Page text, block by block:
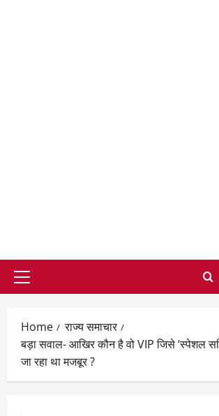
Primary
Home
राज्य समाचार
बड़ा सवाल- आखिर कौन है वो VIP जिसे ‘स्पेशल
जा रहा था मजबूर ?